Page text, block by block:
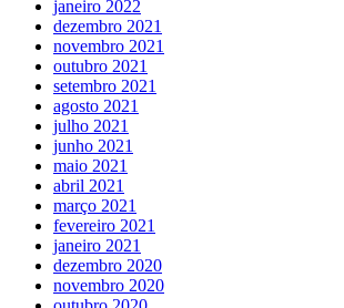
janeiro 2022
dezembro 2021
novembro 2021
outubro 2021
setembro 2021
agosto 2021
julho 2021
junho 2021
maio 2021
abril 2021
março 2021
fevereiro 2021
janeiro 2021
dezembro 2020
novembro 2020